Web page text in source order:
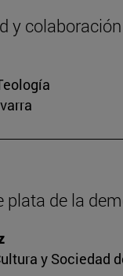
y colaboración
plata de la
y Sociedad